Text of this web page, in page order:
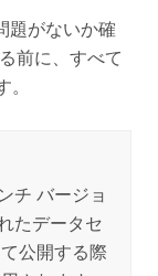
題がないか確
前に、すべて
チ バージョ
たデータセ
公開する際